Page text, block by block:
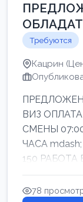
Требуются
Кацрин
ВИЗ
СМЕНЫ
ЧАСА
150
ТОВАРОВ
78